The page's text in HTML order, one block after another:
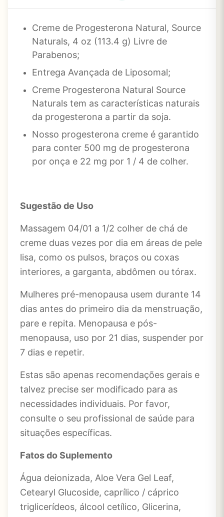
Creme de Progesterona Natural, Source
Naturals, 4 oz (113.4 g) Livre de
Parabenos;
Entrega Avançada de Liposomal;
Creme Progesterona Natural Source
Naturals tem as características naturais
da progesterona a partir da soja.
Nosso progesterona creme é garantido
para conter 500 mg de progesterona
por onça e 22 mg por 1 / 4 de colher.
Sugestão de Uso
Massagem 04/01 a 1/2 colher de chá de
creme duas vezes por dia em áreas de pele
lisa, como os pulsos, braços ou coxas
interiores, a garganta, abdômen ou tórax.
Mulheres pré-menopausa usem durante 14
dias antes do primeiro dia da menstruação,
pare e repita. Menopausa e pós-
menopausa, uso por 21 dias, suspender por
7 dias e repetir.
Estas são apenas recomendações gerais e
talvez precise ser modificado para as
necessidades individuais. Por favor,
consulte o seu profissional de saúde para
situações específicas.
Fatos do Suplemento
Água deionizada, Aloe Vera Gel Leaf,
Cetearyl Glucoside, caprílico / cáprico
triglicerídeos, álcool cetílico, Glicerina,